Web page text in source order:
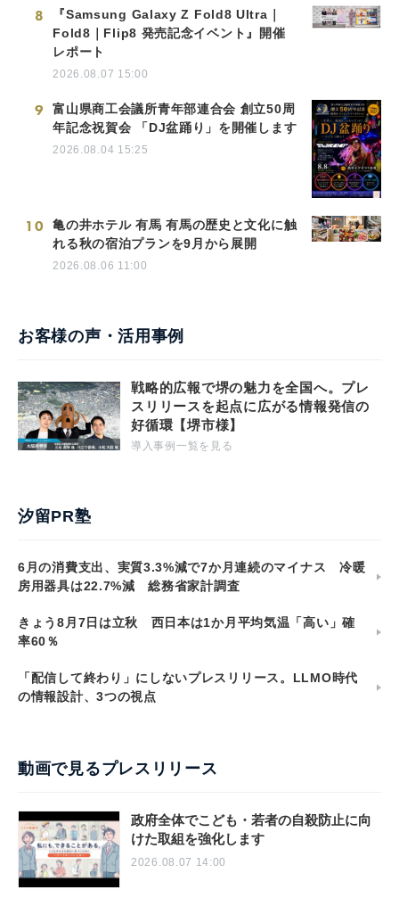
8
『Samsung Galaxy Z Fold8 Ultra｜
Fold8｜Flip8 発売記念イベント』開催
レポート
2026.08.07 15:00
9
富山県商工会議所青年部連合会 創立50周
年記念祝賀会 「DJ盆踊り」を開催します
2026.08.04 15:25
10
亀の井ホテル 有馬 有馬の歴史と文化に触
れる秋の宿泊プランを9月から展開
2026.08.06 11:00
お客様の声・活用事例
戦略的広報で堺の魅力を全国へ。プレ
スリリースを起点に広がる情報発信の
好循環【堺市様】
導入事例一覧を見る
汐留PR塾
6月の消費支出、実質3.3%減で7か月連続のマイナス 冷暖
房用器具は22.7%減 総務省家計調査
きょう8月7日は立秋 西日本は1か月平均気温「高い」確
率60％
「配信して終わり」にしないプレスリリース。LLMO時代
の情報設計、3つの視点
動画で見るプレスリリース
政府全体でこども・若者の自殺防止に向
けた取組を強化します
2026.08.07 14:00